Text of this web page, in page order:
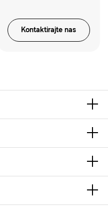
Kontaktirajte nas